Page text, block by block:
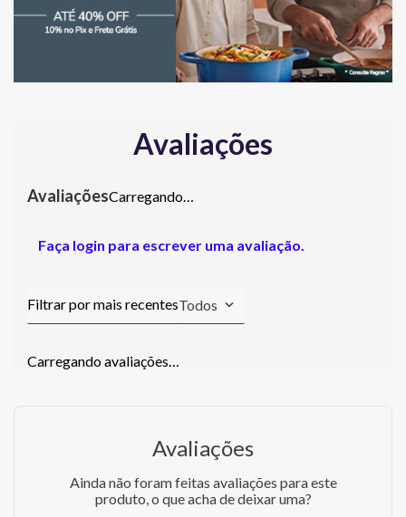
Avaliações
Carregando…
Faça login para escrever uma avaliação.
Todos
Carregando avaliações…
Avaliações
Ainda não foram feitas avaliações para este
produto, o que acha de deixar uma?